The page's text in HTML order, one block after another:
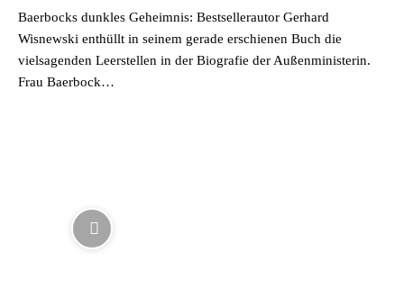
Baerbocks dunkles Geheimnis: Bestsellerautor Gerhard
Wisnewski enthüllt in seinem gerade erschienen Buch die
vielsagenden Leerstellen in der Biografie der Außenministerin.
Frau Baerbock…